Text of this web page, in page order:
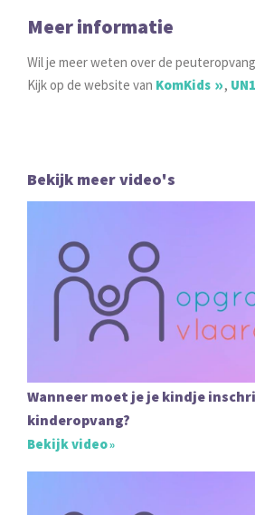
Meer informatie
Wil je meer weten over de
Kijk op de website van KomKids ,
Bekijk meer video's
Wanneer moet je je kindje
kinderopvang?
Bekijk video